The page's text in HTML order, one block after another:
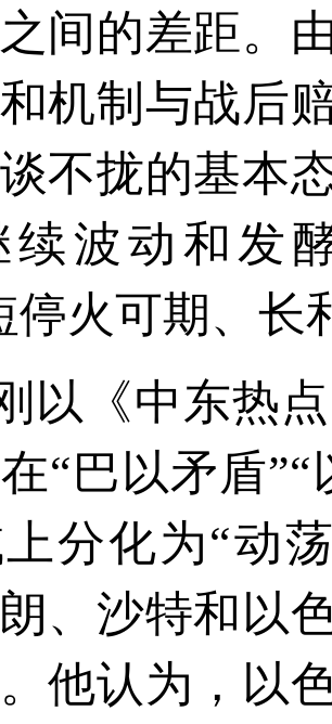
间的差距。
机制与战后
不拢的基本
续波动和发
停火可期、长
以《中东热
“巴以矛盾
分化为“动
、沙特和以
他认为，以